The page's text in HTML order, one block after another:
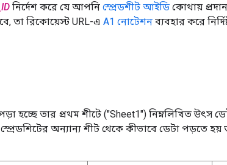
নির্দেশ করে যে আপনি স্প্রেডশীট আইডি কোথায়
তা রিকোয়েস্ট URL-এ A1 নোটেশন ব্যবহার করে
হচ্ছে তার প্রথম শীটে ("Sheet1") নিম্নলিখিত উৎস
অন্যান্য শীট থেকে কীভাবে ডেটা পড়তে